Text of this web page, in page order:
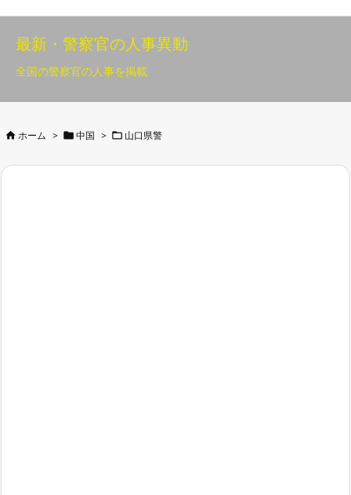
最新・警察官の人事異動
全国の警察官の人事を掲載
 ホーム >  中国 >  山口県警